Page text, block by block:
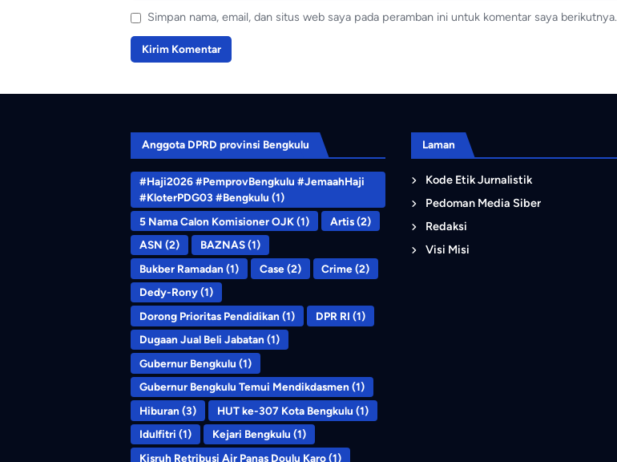
Simpan nama, email, dan situs web saya pada peramban ini untuk komentar saya berikutnya.
Anggota DPRD provinsi Bengkulu
#Haji2026 #PemprovBengkulu #JemaahHaji
#KloterPDG03 #Bengkulu (1)
5 Nama Calon Komisioner OJK(1) Artis(2)
ASN (2) BAZNAS(1)
Bukber Ramadan (1) Case(2) Crime(2)
Dedy-Rony(1)
Dorong Prioritas Pendidikan (1) DPR RI (1)
Dugaan Jual Beli Jabatan (1)
Gubernur Bengkulu (1)
Gubernur Bengkulu Temui Mendikdasmen (1)
Hiburan (3) HUT ke-307 Kota Bengkulu (1)
Idulfitri (1) Kejari Bengkulu (1)
Kisruh Retribusi Air Panas Doulu Karo(1)
Laman
Kode Etik Jurnalistik
Pedoman Media Siber
Redaksi
Visi Misi